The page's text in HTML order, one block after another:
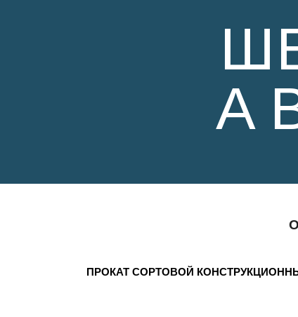
А
ПРОКАТ СОРТОВОЙ КОНСТРУКЦИОННЫЙ